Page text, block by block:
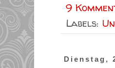
9
Labels:
Dienstag,